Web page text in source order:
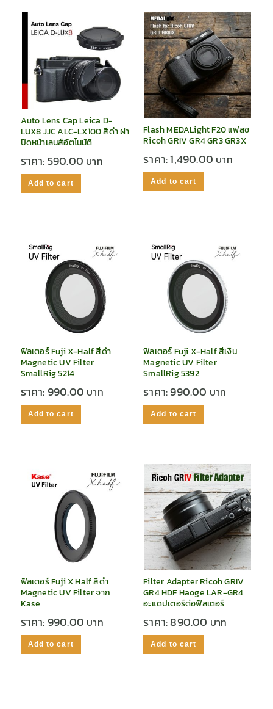
Auto Lens Cap Leica D-
LUX8 JJC ALC-LX100 สีดำ ฝา
ปิดหน้าเลนส์อัตโนมัติ
ราคา:590.00
Add to cart
Flash MEDALight F20 แฟลช
Ricoh GRIV GR4 GR3 GR3X
ราคา:1,490.00
Add to cart
ฟิลเตอร์ Fuji X-Half สีดำ
Magnetic UV Filter
SmallRig 5214
ราคา:990.00
Add to cart
ฟิลเตอร์ Fuji X-Half สีเงิน
Magnetic UV Filter
SmallRig 5392
ราคา:990.00
Add to cart
ฟิลเตอร์ Fuji X Half สีดำ
Magnetic UV Filter จาก
Kase
ราคา:990.00
Add to cart
Filter Adapter Ricoh GRIV
GR4 HDF Haoge LAR-GR4
อะแดปเตอร์ต่อฟิลเตอร์
ราคา:890.00
Add to cart